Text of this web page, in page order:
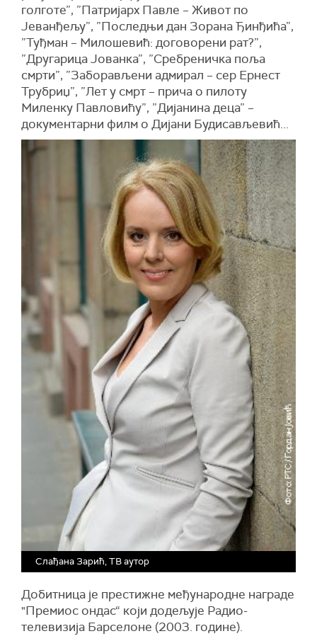
голготе”, ”Патријарх Павле – Живот по
Јеванђељу”, ”Последњи дан Зорана Ђинђића”,
”Туђман – Милошевић: договорени рат?”,
”Другарица Јованка”, ”Сребреничка поља
смрти”, ”Заборављени адмирал – сер Ернест
Трубриџ”, ”Лет у смрт – прича о пилоту
Миленку Павловићу”, ”Дијанина деца” –
документарни филм о Дијани Будисављевић...
Слађана Зарић, ТВ аутор
Добитница је престижне међународне награде
"Премиос ондас“ који додељује Радио-
телевизија Барселоне (2003. године).